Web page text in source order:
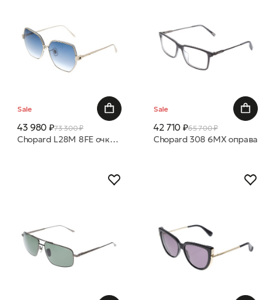
Sale
43 980 ₽73 300 ₽
Chopard L28M 8FE очки с/з
Sale
42 710 ₽65 700 ₽
Chopard 308 6MX оправа